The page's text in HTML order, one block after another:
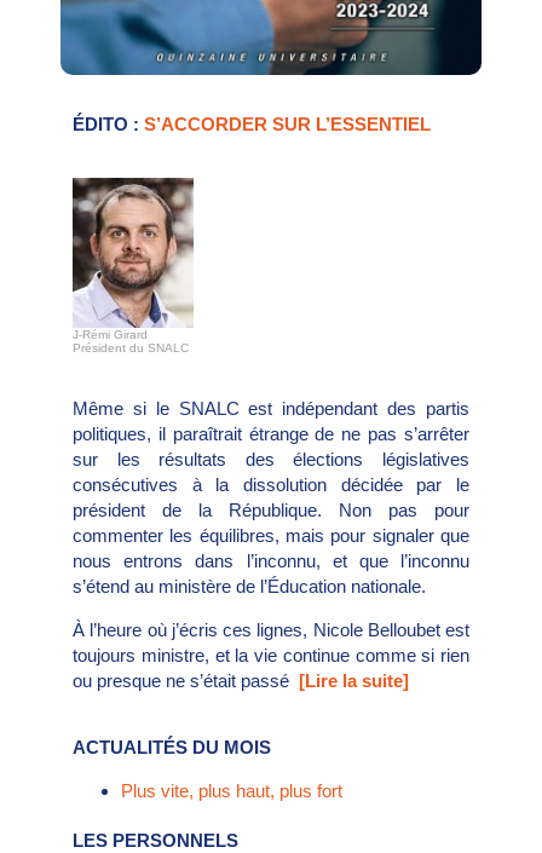
ÉDITO : S’ACCORDER SUR L’ESSENTIEL
J-Rémi Girard
Président du SNALC
Même si le SNALC est indépendant des partis
politiques, il paraîtrait étrange de ne pas s’arrêter
sur les résultats des élections législatives
consécutives à la dissolution décidée par le
président de la République. Non pas pour
commenter les équilibres, mais pour signaler que
nous entrons dans l’inconnu, et que l’inconnu
s’étend au ministère de l’Éducation nationale.
À l’heure où j’écris ces lignes, Nicole Belloubet est
toujours ministre, et la vie continue comme si rien
ou presque ne s’était passé [Lire la suite]
ACTUALITÉS DU MOIS
Plus vite, plus haut, plus fort
LES PERSONNELS